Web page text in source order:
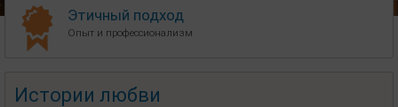
Этичный подход
Опыт и профессионализм
Истории любви